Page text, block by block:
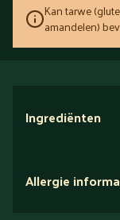
Kan tarwe
amandelen)
Ingrediënten
Allergie